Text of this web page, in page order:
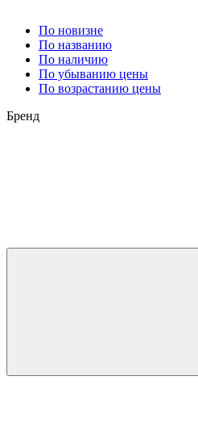
По новизне
По названию
По наличию
По убыванию цены
По возрастанию цены
Бренд